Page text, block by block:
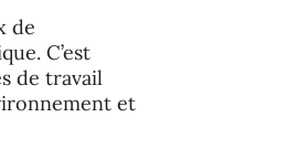
de
C’est
de travail
et